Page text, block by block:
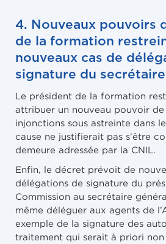
4. Nouveaux pouvoirs
de la formation
nouveaux cas de
signature du secrétaire
Le président de la formation
attribuer un nouveau pouvoir
injonctions sous astreinte dans
cause ne justifierait pas s’être
demeure adressée par la CNIL.
Enfin, le décret prévoit de
délégations de signature du
Commission au secrétaire
même déléguer aux agents de
exemple de la signature des
traitement qui serait à priori